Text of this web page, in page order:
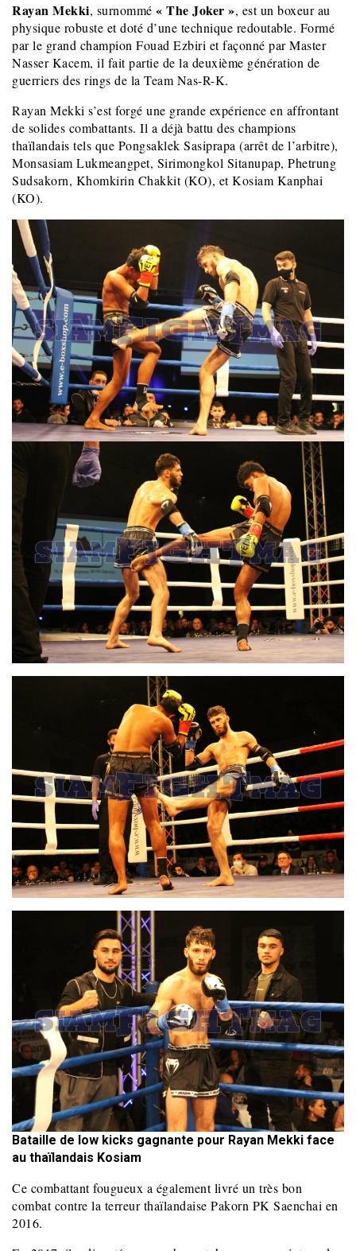
Rayan Mekki, surnommé « The Joker », est un boxeur au
physique robuste et doté d’une technique redoutable. Formé
par le grand champion Fouad Ezbiri et façonné par Master
Nasser Kacem, il fait partie de la deuxième génération de
guerriers des rings de la Team Nas-R-K.
Rayan Mekki s’est forgé une grande expérience en affrontant
de solides combattants. Il a déjà battu des champions
thaïlandais tels que Pongsaklek Sasiprapa (arrêt de l’arbitre),
Monsasiam Lukmeangpet, Sirimongkol Sitanupap, Phetrung
Sudsakorn, Khomkirin Chakkit (KO), et Kosiam Kanphai
(KO).
Bataille de low kicks gagnante pour Rayan Mekki face
au thaïlandais Kosiam
Ce combattant fougueux a également livré un très bon
combat contre la terreur thaïlandaise Pakorn PK Saenchai en
2016.